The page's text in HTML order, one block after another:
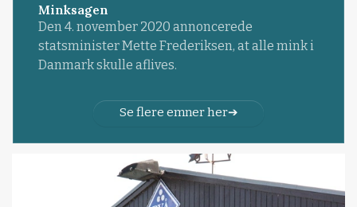
Minksagen
Den 4. november 2020 annoncerede
statsminister Mette Frederiksen, at alle mink i
Danmark skulle aflives.
Se flere emner her